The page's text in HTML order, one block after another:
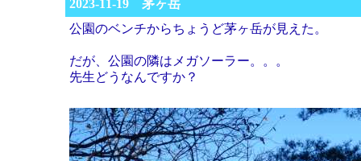
2023-11-19 茅ヶ岳
公園のベンチからちょうど茅ヶ岳が見えた。
だが、公園の隣はメガソーラー。。。
先生どうなんですか？